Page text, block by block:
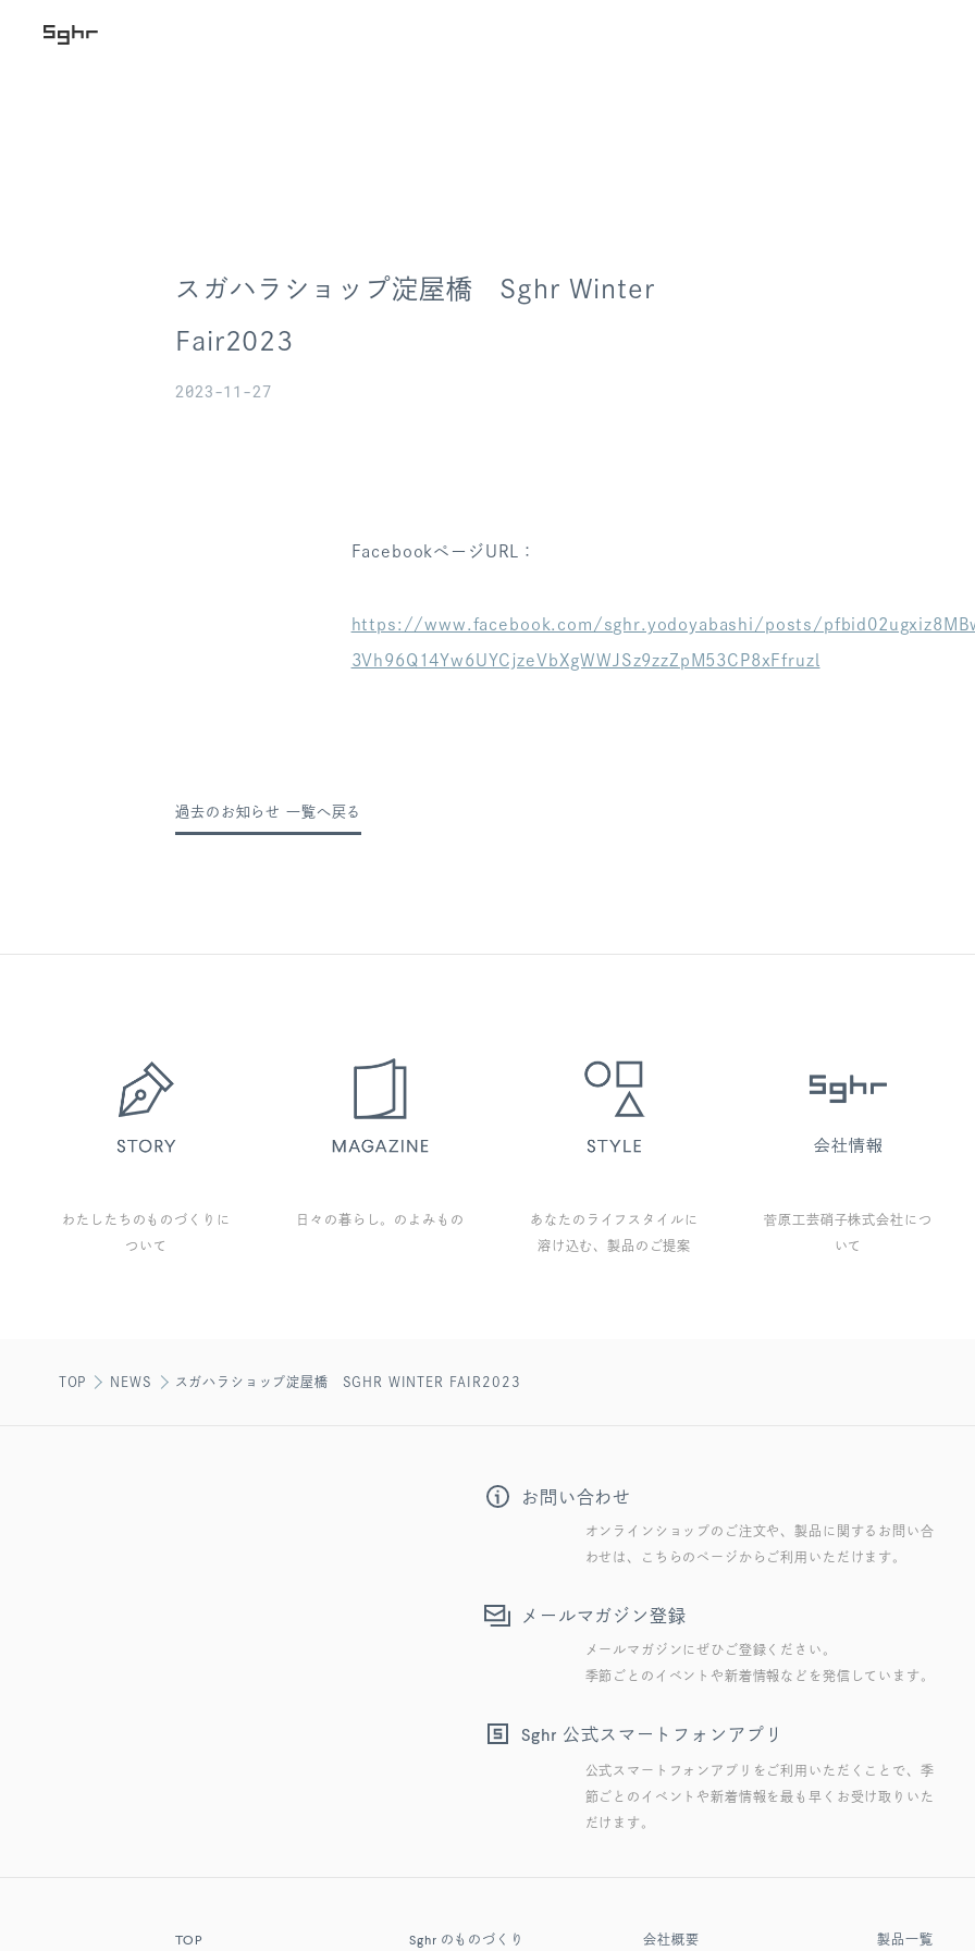
スガハラショップ淀屋橋 Sghr Winter
Fair2023
2023-11-27
FacebookページURL：
https://www.facebook.com/sghr.yodoyabashi/posts/
3Vh96Q14Yw6UYCjzeVbXgWWJSz9zzZpM53CP8xFfruzl
過去のお知らせ 一覧へ戻る
わたしたちのものづくりに
ついて
日々の暮らし。のよみもの
あなたのライフスタイルに
溶け込む、製品のご提案
菅原工芸硝子株式会社につ
いて
TOP NEWS スガハラショップ淀屋橋 SGHR WINTER FAIR2023
お問い合わせ
オンラインショップのご注文や、製品に関するお問い合
わせは、こちらのページからご利用いただけます。
メールマガジン登録
メールマガジンにぜひご登録ください。
季節ごとのイベントや新着情報などを発信しています。
Sghr 公式スマートフォンアプリ
公式スマートフォンアプリをご利用いただくことで、季
節ごとのイベントや新着情報を最も早くお受け取りいた
だけます。
TOP Sghr のものづくり 会社概要 製品一覧